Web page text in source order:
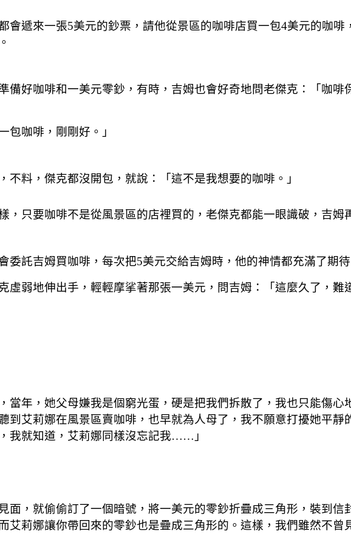
會遞來一張5美元的鈔票，請他從景區的咖啡店買一包4美元的咖
備好咖啡和一美元零鈔，有時，吉姆也會好奇地問老傑克：「咖啡
包咖啡，剛剛好。」
料，傑克都沒開包，就說：「這不是我想要的咖啡。」
只要咖啡不是從風景區的店裡買的，老傑克都能一眼識破，吉姆
託吉姆買咖啡，每次把5美元交給吉姆時，他的神情都充滿了期待
虛弱地伸出手，輕輕摩挲著那張一美元，問吉姆：「這麼久了，難
年，她父母嫌我是個窮光蛋，硬是把我們拆散了，我也只能傷心
到艾莉娜在風景區賣咖啡，也早就為人母了，我不願意打擾她平靜
我就知道，艾莉娜同樣沒忘記我……」
，就偷偷訂了一個暗號，將一美元的零鈔折疊成三角形，裝到信
艾莉娜讓你帶回來的零鈔也是疊成三角形的。這樣，我們雖然不曾